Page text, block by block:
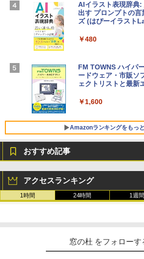
Apple 2026
13インチノートブッ
スプレイ、16GBユ
D - シルバー
￥261,414
コン Vivobook 15
チ AMD Ryzen 7
12GB Microsoft
版) 搭載 Windows
5BUWS
￥109,800
Microsoft Office
4(最新 永続版)|オン
Robloxギフトカー
【限定バーチャルア
オンラインコード版
￥14,500
AIイラスト表現辞典:
出す プロンプトの
ズ (はぴーイラスト
￥480
FM TOWNS ハイパ
ードウェア・市販ソ
ェクトリストと最新
￥1,600
Amazonランキングをもっ
ない、大きな画面で
続バッテリー、6イ
書籍リーダー、マッ
し
Kindle Paperwhite
おすすめ記事
アクセスランキング
1時間 24時間 1週間
窓の杜 をフォローす